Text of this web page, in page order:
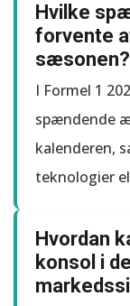
Hvilke
forvente
sæsonen?
I Formel 1
spændende
kalenderen,
teknologier
Hvordan
konsol i